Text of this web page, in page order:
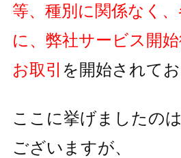
等、種別に関係なく
に、弊社サービス開
お取引 を開始されて
ここに挙げましたの
ございますが、